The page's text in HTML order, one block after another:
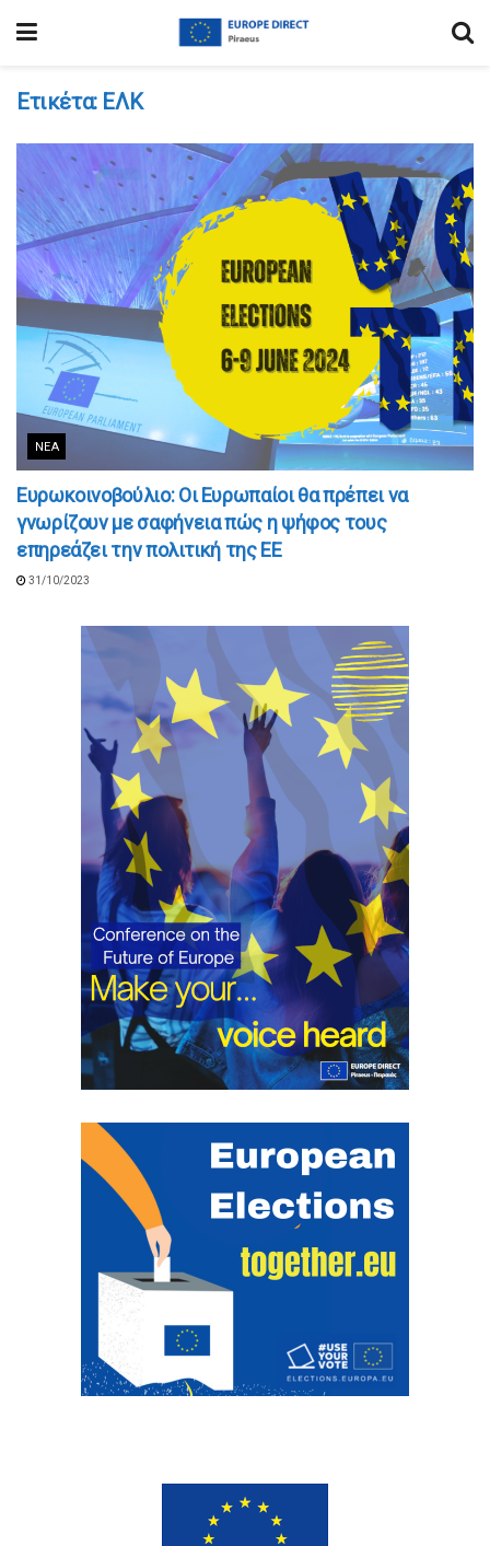
Ετικέτα: ΕΛK
ΝΈΑ
Ευρωκοινοβούλιο: Οι Ευρωπαίοι θα πρέπει να
γνωρίζουν με σαφήνεια πώς η ψήφος τους
επηρεάζει την πολιτική της ΕΕ
31/10/2023